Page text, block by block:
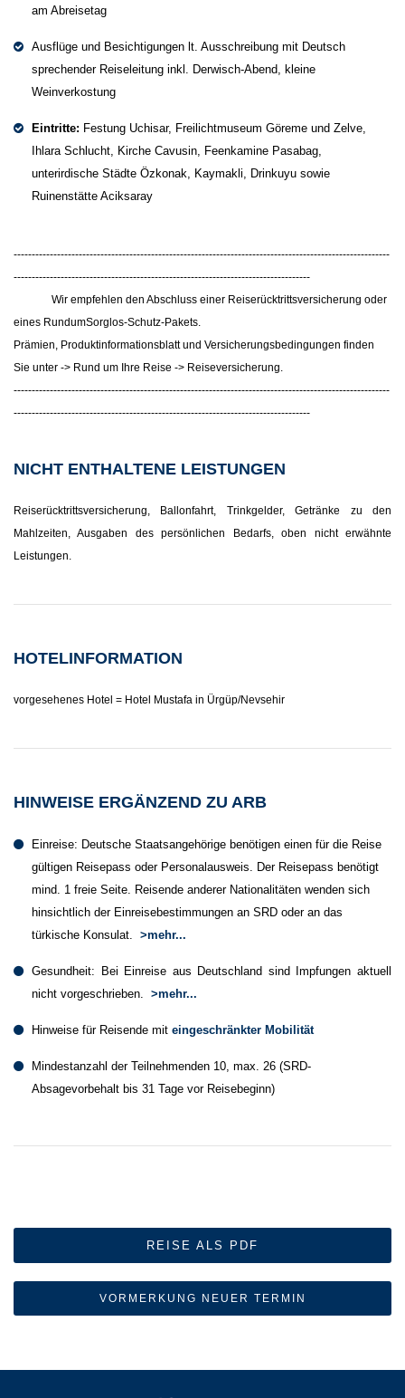
am Abreisetag
Ausflüge und Besichtigungen lt. Ausschreibung mit Deutsch
sprechender Reiseleitung inkl. Derwisch-Abend, kleine
Weinverkostung
Eintritte: Festung Uchisar, Freilichtmuseum Göreme und Zelve,
Ihlara Schlucht, Kirche Cavusin, Feenkamine Pasabag,
unterirdische Städte Özkonak, Kaymakli, Drinkuyu sowie
Ruinenstätte Aciksaray
--------------------------------------------------------------------------------------------------------
----------------------------------------------------------------------------------
Wir empfehlen den Abschluss einer Reiserücktrittsversicherung oder
eines RundumSorglos-Schutz-Pakets.
Prämien, Produktinformationsblatt und Versicherungsbedingungen finden
Sie unter -> Rund um Ihre Reise -> Reiseversicherung.
--------------------------------------------------------------------------------------------------------
----------------------------------------------------------------------------------
NICHT ENTHALTENE LEISTUNGEN
Reiserücktrittsversicherung, Ballonfahrt, Trinkgelder, Getränke zu den
Mahlzeiten, Ausgaben des persönlichen Bedarfs, oben nicht erwähnte
Leistungen.
HOTELINFORMATION
vorgesehenes Hotel = Hotel Mustafa in Ürgüp/Nevsehir
HINWEISE ERGÄNZEND ZU ARB
Einreise: Deutsche Staatsangehörige benötigen einen für die Reise
gültigen Reisepass oder Personalausweis. Der Reisepass benötigt
mind. 1 freie Seite. Reisende anderer Nationalitäten wenden sich
hinsichtlich der Einreisebestimmungen an SRD oder an das
türkische Konsulat. >mehr...
Gesundheit: Bei Einreise aus Deutschland sind Impfungen aktuell
nicht vorgeschrieben. >mehr...
Hinweise für Reisende mit eingeschränkter Mobilität
Mindestanzahl der Teilnehmenden 10, max. 26 (SRD-
Absagevorbehalt bis 31 Tage vor Reisebeginn)
REISE ALS PDF
VORMERKUNG NEUER TERMIN